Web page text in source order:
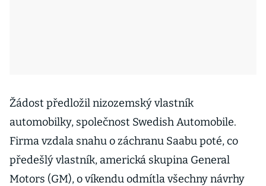
Žádost předložil nizozemský vlastník
automobilky, společnost Swedish Automobile.
Firma vzdala snahu o záchranu Saabu poté, co
předešlý vlastník, americká skupina General
Motors (GM), o víkendu odmítla všechny návrhy